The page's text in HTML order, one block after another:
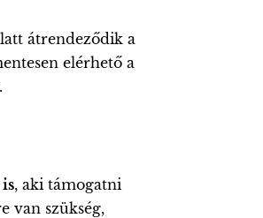
átrendeződik a
elérhető a
, aki támogatni
van szükség,